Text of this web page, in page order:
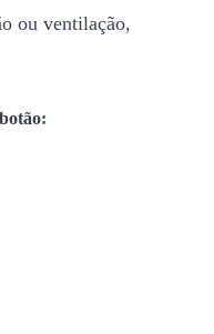
ou ventilação,